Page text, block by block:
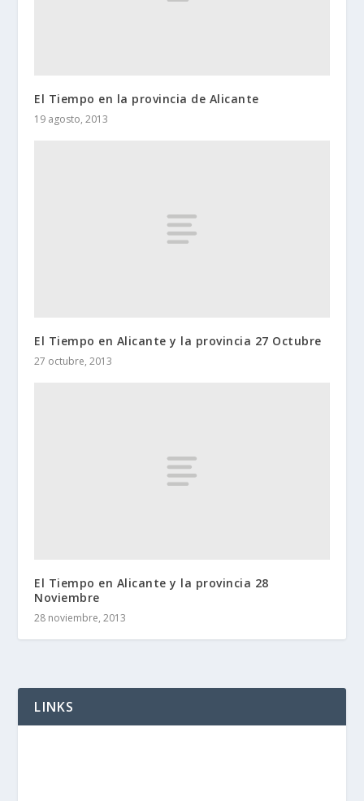
El Tiempo en la provincia de Alicante
19 agosto, 2013
El Tiempo en Alicante y la provincia 27 Octubre
27 octubre, 2013
El Tiempo en Alicante y la provincia 28
Noviembre
28 noviembre, 2013
LINKS